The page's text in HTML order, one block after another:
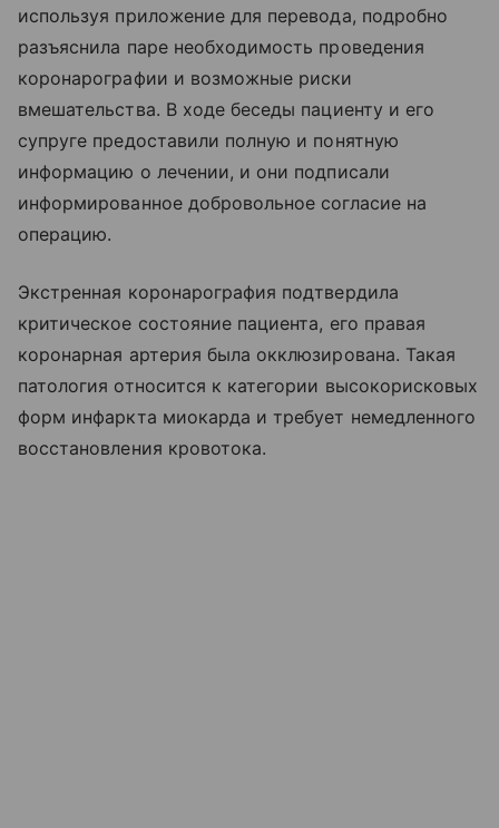
используя приложение для перевода, подробно
разъяснила паре необходимость проведения
коронарографии и возможные риски
вмешательства. В ходе беседы пациенту и его
супруге предоставили полную и понятную
информацию о лечении, и они подписали
информированное добровольное согласие на
операцию.
Экстренная коронарография подтвердила
критическое состояние пациента, его правая
коронарная артерия была окклюзирована. Такая
патология относится к категории высокорисковых
форм инфаркта миокарда и требует немедленного
восстановления кровотока.